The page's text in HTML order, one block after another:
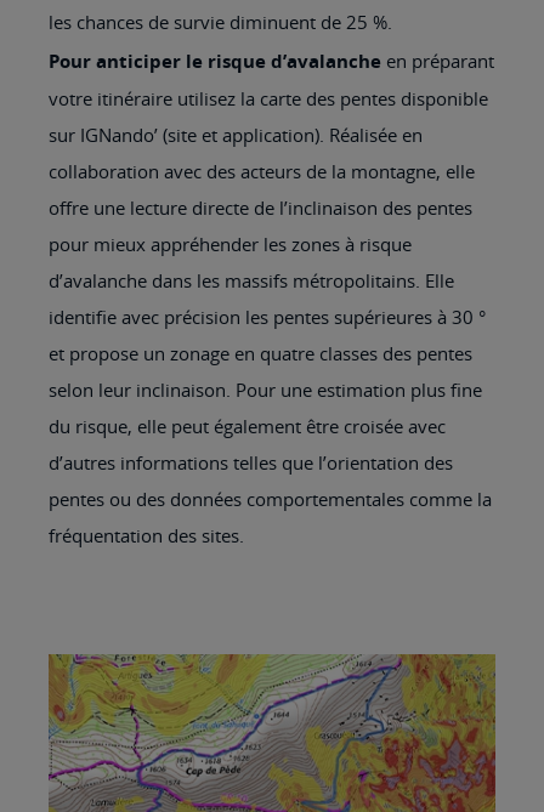
les chances de survie diminuent de 25 %.
Pour anticiper le risque d’avalanche en préparant
votre itinéraire utilisez la carte des pentes disponible
sur IGNando’ (site et application). Réalisée en
collaboration avec des acteurs de la montagne, elle
offre une lecture directe de l’inclinaison des pentes
pour mieux appréhender les zones à risque
d’avalanche dans les massifs métropolitains. Elle
identifie avec précision les pentes supérieures à 30 °
et propose un zonage en quatre classes des pentes
selon leur inclinaison. Pour une estimation plus fine
du risque, elle peut également être croisée avec
d’autres informations telles que l’orientation des
pentes ou des données comportementales comme la
fréquentation des sites.